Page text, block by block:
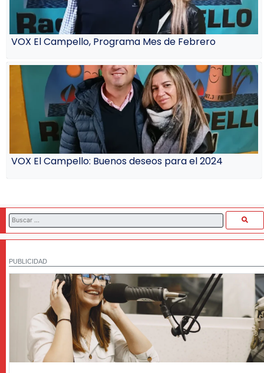
VOX El Campello, Programa Mes de Febrero
VOX El Campello: Buenos deseos para el 2024
PUBLICIDAD